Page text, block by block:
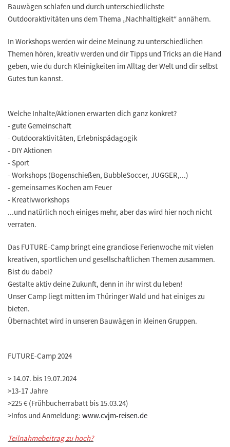
Bauwägen schlafen und durch unterschiedlichste
Outdooraktivitäten uns dem Thema „Nachhaltigkeit“ annähern.
In Workshops werden wir deine Meinung zu unterschiedlichen
Themen hören, kreativ werden und dir Tipps und Tricks an die Hand
geben, wie du durch Kleinigkeiten im Alltag der Welt und dir selbst
Gutes tun kannst.
Welche Inhalte/Aktionen erwarten dich ganz konkret?
- gute Gemeinschaft
- Outdooraktivitäten, Erlebnispädagogik
- DIY Aktionen
- Sport
- Workshops (Bogenschießen, BubbleSoccer, JUGGER,...)
- gemeinsames Kochen am Feuer
- Kreativworkshops
...und natürlich noch einiges mehr, aber das wird hier noch nicht
verraten.
Das FUTURE-Camp bringt eine grandiose Ferienwoche mit vielen
kreativen, sportlichen und gesellschaftlichen Themen zusammen.
Bist du dabei?
Gestalte aktiv deine Zukunft, denn in ihr wirst du leben!
Unser Camp liegt mitten im Thüringer Wald und hat einiges zu
bieten.
Übernachtet wird in unseren Bauwägen in kleinen Gruppen.
FUTURE-Camp 2024
> 14.07. bis 19.07.2024
>13-17 Jahre
>225 € (Frühbucherrabatt bis 15.03.24)
>Infos und Anmeldung: www.cvjm-reisen.de
Teilnahmebeitrag zu hoch?